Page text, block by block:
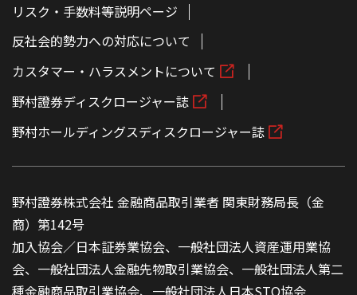
リスク・手数料等説明ページ
反社会的勢力への対応について
カスタマー・ハラスメントについて
野村證券ディスクロージャー誌
野村ホールディングスディスクロージャー誌
野村證券株式会社 金融商品取引業者 関東財務局長（金
商）第142号
加入協会／日本証券業協会、一般社団法人資産運用業協
会、一般社団法人金融先物取引業協会、一般社団法人第二